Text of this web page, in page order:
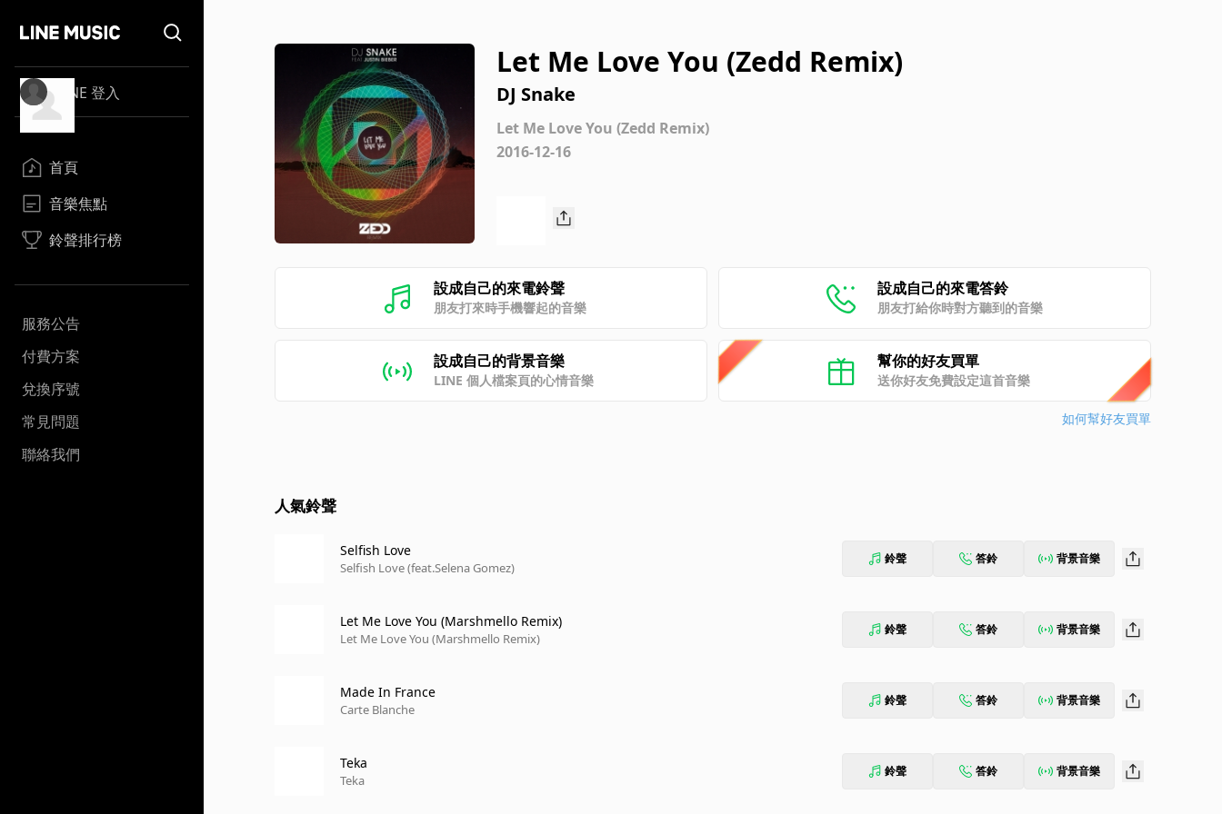
LINE 登入
首頁
音樂焦點
鈴聲排行榜
服務公告
付費方案
兌換序號
常見問題
聯絡我們
Let Me Love You (Zedd Remix)
DJ Snake
Let Me Love You (Zedd Remix)
2016-12-16
設成自己的來電鈴聲
朋友打來時手機響起的音樂
設成自己的來電答鈴
朋友打給你時對方聽到的音樂
設成自己的背景音樂
LINE 個人檔案頁的心情音樂
幫你的好友買單
送你好友免費設定這首音樂
如何幫好友買單
人氣鈴聲
Selfish Love
Selfish Love (feat.Selena Gomez)
鈴聲 答鈴 背景音樂
Let Me Love You (Marshmello Remix)
Let Me Love You (Marshmello Remix)
鈴聲 答鈴 背景音樂
Made In France
Carte Blanche
鈴聲 答鈴 背景音樂
Teka
Teka
鈴聲 答鈴 背景音樂